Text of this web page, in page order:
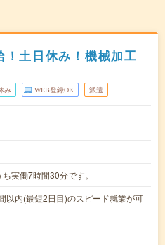
土日休み！機械加工
み WEB登録OK 派遣
実働7時間30分です。
以内(最短2日目)のスピード就業が可